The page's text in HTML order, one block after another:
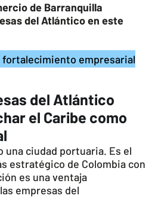
de Barranquilla
del Atlántico en este
fortalecimiento empresarial
del Atlántico
el Caribe como
una ciudad portuaria. Es el
estratégico de Colombia con
es una ventaja
empresas del